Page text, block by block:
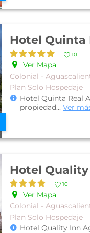
10
Ver Mapa
Colonial -
Plan Solo Hospedaje
Hotel Quinta Real
propiedad...Ver
10
Ver Mapa
Colonial -
Plan Solo Hospedaje
Hotel Quality Inn